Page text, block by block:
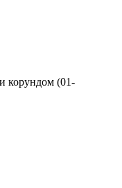
корундом (01-